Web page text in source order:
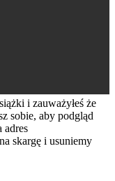
i zauważyłeś że
sobie, aby podgląd
adres
skargę i usuniemy